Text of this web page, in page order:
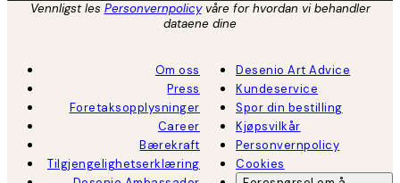
Vennligst les Personvernpolicyvåre for hvordan vi behandler
dataene dine
Om oss
Press
Foretaksopplysninger
Career
Bærekraft
Tilgjengelighetserklæring
Desenio Art Advice
Kundeservice
Spor din bestilling
Kjøpsvilkår
Personvernpolicy
Cookies